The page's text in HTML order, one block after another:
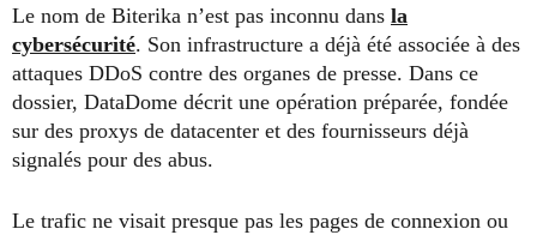
Le nom de Biterika n’est pas inconnu dans la
cybersécurité. Son infrastructure a déjà été associée à des
attaques DDoS contre des organes de presse. Dans ce
dossier, DataDome décrit une opération préparée, fondée
sur des proxys de datacenter et des fournisseurs déjà
signalés pour des abus.
Le trafic ne visait presque pas les pages de connexion ou